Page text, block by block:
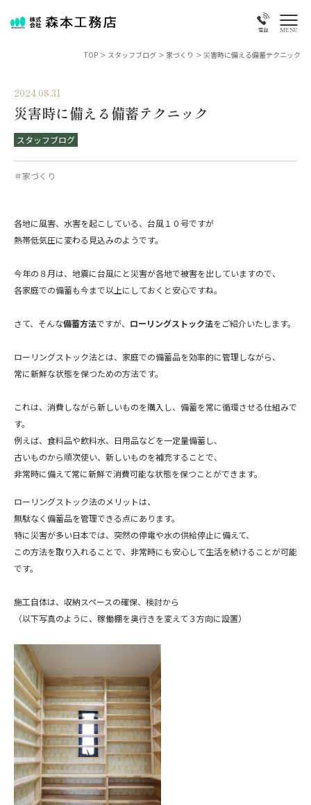
電話 MENU
TOP > スタッフブログ > 家づくり > 災害時に備える備蓄テクニック
2024.08.31
災害時に備える備蓄テクニック
スタッフブログ
＃家づくり
各地に風害、水害を起こしている、台風１０号ですが
熱帯低気圧に変わる見込みのようです。
今年の８月は、地震に台風にと災害が各地で被害を出していますので、
各家庭での備蓄も今まで以上にしておくと安心ですね。
さて、そんな備蓄方法ですが、 ローリングストック法をご紹介いたします。
ローリングストック法とは、家庭での備蓄品を効率的に管理しながら、
常に新鮮な状態を保つための方法です。
これは、消費しながら新しいものを購入し、備蓄を常に循環させる仕組みで
す。
例えば、食料品や飲料水、日用品などを一定量備蓄し、
古いものから順次使い、新しいものを補充することで、
非常時に備えて常に新鮮で消費可能な状態を保つことができます。
ローリングストック法のメリットは、
無駄なく備蓄品を管理できる点にあります。
特に災害が多い日本では、突然の停電や水の供給停止に備えて、
この方法を取り入れることで、非常時にも安心して生活を続けることが可能
です。
施工自体は、収納スペースの確保、検討から
（以下写真のように、稼働棚を奥行きを変えて３方向に設置）